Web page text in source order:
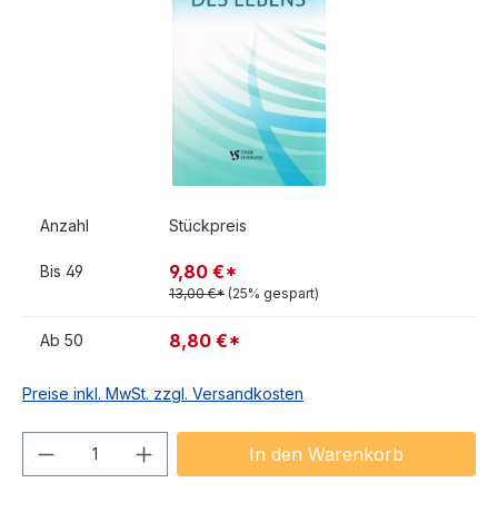
Anzahl Stückpreis
Bis 49 9,80 €*
13,00 €* (25% gespart)
Ab 50 8,80 €*
Preise inkl. MwSt. zzgl. Versandkosten
Produkt Anzahl: Gib denIn den Warenkorb